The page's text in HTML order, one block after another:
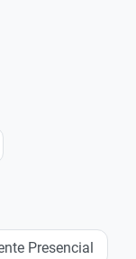
Presencial